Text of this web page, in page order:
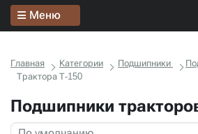
Меню
Главная Категории Подшипники
Трактора Т-150
Подшипники